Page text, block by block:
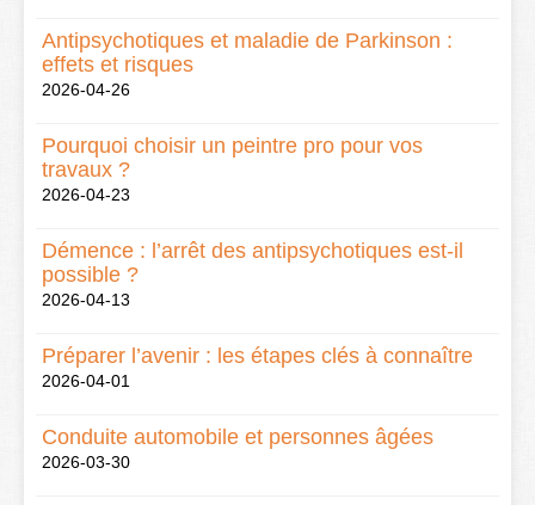
Antipsychotiques et maladie de Parkinson :
effets et risques
2026-04-26
Pourquoi choisir un peintre pro pour vos
travaux ?
2026-04-23
Démence : l’arrêt des antipsychotiques est-il
possible ?
2026-04-13
Préparer l’avenir : les étapes clés à connaître
2026-04-01
Conduite automobile et personnes âgées
2026-03-30